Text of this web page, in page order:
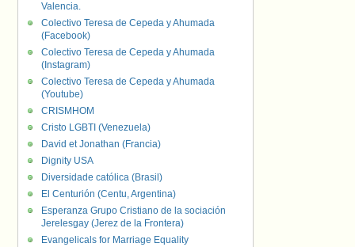
Valencia.
Colectivo Teresa de Cepeda y Ahumada
(Facebook)
Colectivo Teresa de Cepeda y Ahumada
(Instagram)
Colectivo Teresa de Cepeda y Ahumada
(Youtube)
CRISMHOM
Cristo LGBTI (Venezuela)
David et Jonathan (Francia)
Dignity USA
Diversidade católica (Brasil)
El Centurión (Centu, Argentina)
Esperanza Grupo Cristiano de la sociación
Jerelesgay (Jerez de la Frontera)
Evangelicals for Marriage Equality